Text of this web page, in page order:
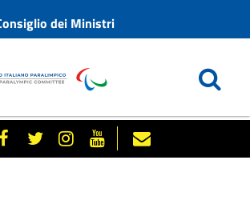
dei Ministri